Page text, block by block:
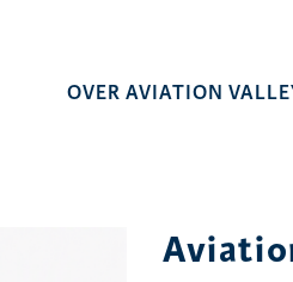
OVER AVIATION